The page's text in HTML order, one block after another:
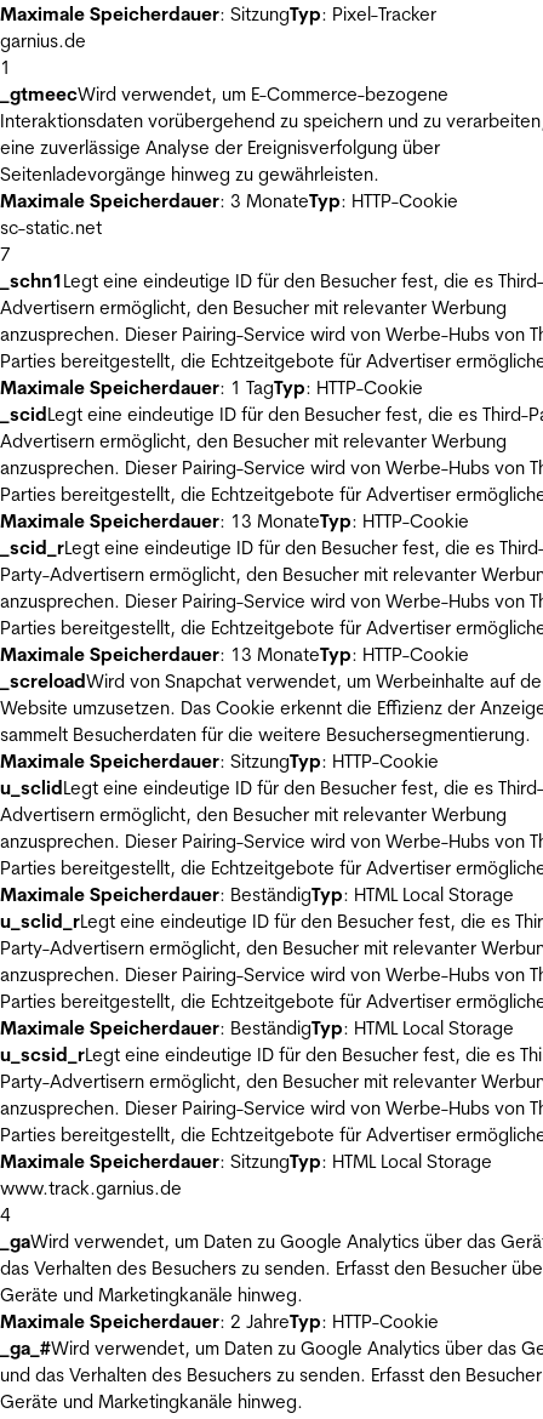
Maximale Speicherdauer: SitzungTyp: Pixel-Tracker
garnius.de
1
_gtmeecWird verwendet, um E-Commerce-bezogene
Interaktionsdaten vorübergehend zu speichern und zu
eine zuverlässige Analyse der Ereignisverfolgung über
Seitenladevorgänge hinweg zu gewährleisten.
Maximale Speicherdauer: 3 MonateTyp: HTTP-Cookie
sc-static.net
7
_schn1Legt eine eindeutige ID für den Besucher fest, die es
Advertisern ermöglicht, den Besucher mit relevanter Werbung
anzusprechen. Dieser Pairing-Service wird von Werbe-Hubs von
Parties bereitgestellt, die Echtzeitgebote für Advertiser
Maximale Speicherdauer: 1 TagTyp: HTTP-Cookie
_scidLegt eine eindeutige ID für den Besucher fest, die es Third-
Advertisern ermöglicht, den Besucher mit relevanter Werbung
anzusprechen. Dieser Pairing-Service wird von Werbe-Hubs von
Parties bereitgestellt, die Echtzeitgebote für Advertiser
Maximale Speicherdauer: 13 MonateTyp: HTTP-Cookie
_scid_rLegt eine eindeutige ID für den Besucher fest, die es
Party-Advertisern ermöglicht, den Besucher mit relevanter
anzusprechen. Dieser Pairing-Service wird von Werbe-Hubs von
Parties bereitgestellt, die Echtzeitgebote für Advertiser
Maximale Speicherdauer: 13 MonateTyp: HTTP-Cookie
_screloadWird von Snapchat verwendet, um Werbeinhalte auf
Website umzusetzen. Das Cookie erkennt die Effizienz der
sammelt Besucherdaten für die weitere Besuchersegmentierung.
Maximale Speicherdauer: SitzungTyp: HTTP-Cookie
u_sclidLegt eine eindeutige ID für den Besucher fest, die es
Advertisern ermöglicht, den Besucher mit relevanter Werbung
anzusprechen. Dieser Pairing-Service wird von Werbe-Hubs von
Parties bereitgestellt, die Echtzeitgebote für Advertiser
Maximale Speicherdauer: BeständigTyp: HTML Local Storage
u_sclid_rLegt eine eindeutige ID für den Besucher fest, die es
Party-Advertisern ermöglicht, den Besucher mit relevanter
anzusprechen. Dieser Pairing-Service wird von Werbe-Hubs von
Parties bereitgestellt, die Echtzeitgebote für Advertiser
Maximale Speicherdauer: BeständigTyp: HTML Local Storage
u_scsid_rLegt eine eindeutige ID für den Besucher fest, die es
Party-Advertisern ermöglicht, den Besucher mit relevanter
anzusprechen. Dieser Pairing-Service wird von Werbe-Hubs von
Parties bereitgestellt, die Echtzeitgebote für Advertiser
Maximale Speicherdauer: SitzungTyp: HTML Local Storage
www.track.garnius.de
4
_gaWird verwendet, um Daten zu Google Analytics über das
das Verhalten des Besuchers zu senden. Erfasst den Besucher
Geräte und Marketingkanäle hinweg.
Maximale Speicherdauer: 2 JahreTyp: HTTP-Cookie
_ga_#Wird verwendet, um Daten zu Google Analytics über das
und das Verhalten des Besuchers zu senden. Erfasst den
Geräte und Marketingkanäle hinweg.